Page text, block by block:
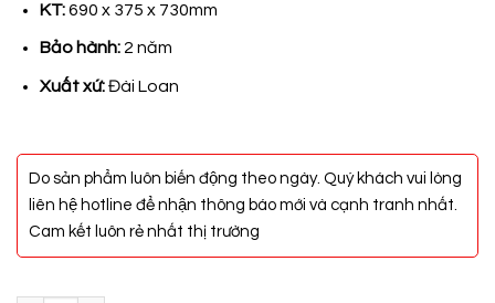
là:
6.633.000₫.
KT:690 x 375 x 730mm
Bảo hành: 2 năm
Xuất xứ:Đài Loan
Do sản phẩm luôn biến động theo ngày. Quý khách vui lòng
liên hệ hotline để nhận thông báo mới và cạnh tranh nhất.
Cam kết luôn rẻ nhất thị trường